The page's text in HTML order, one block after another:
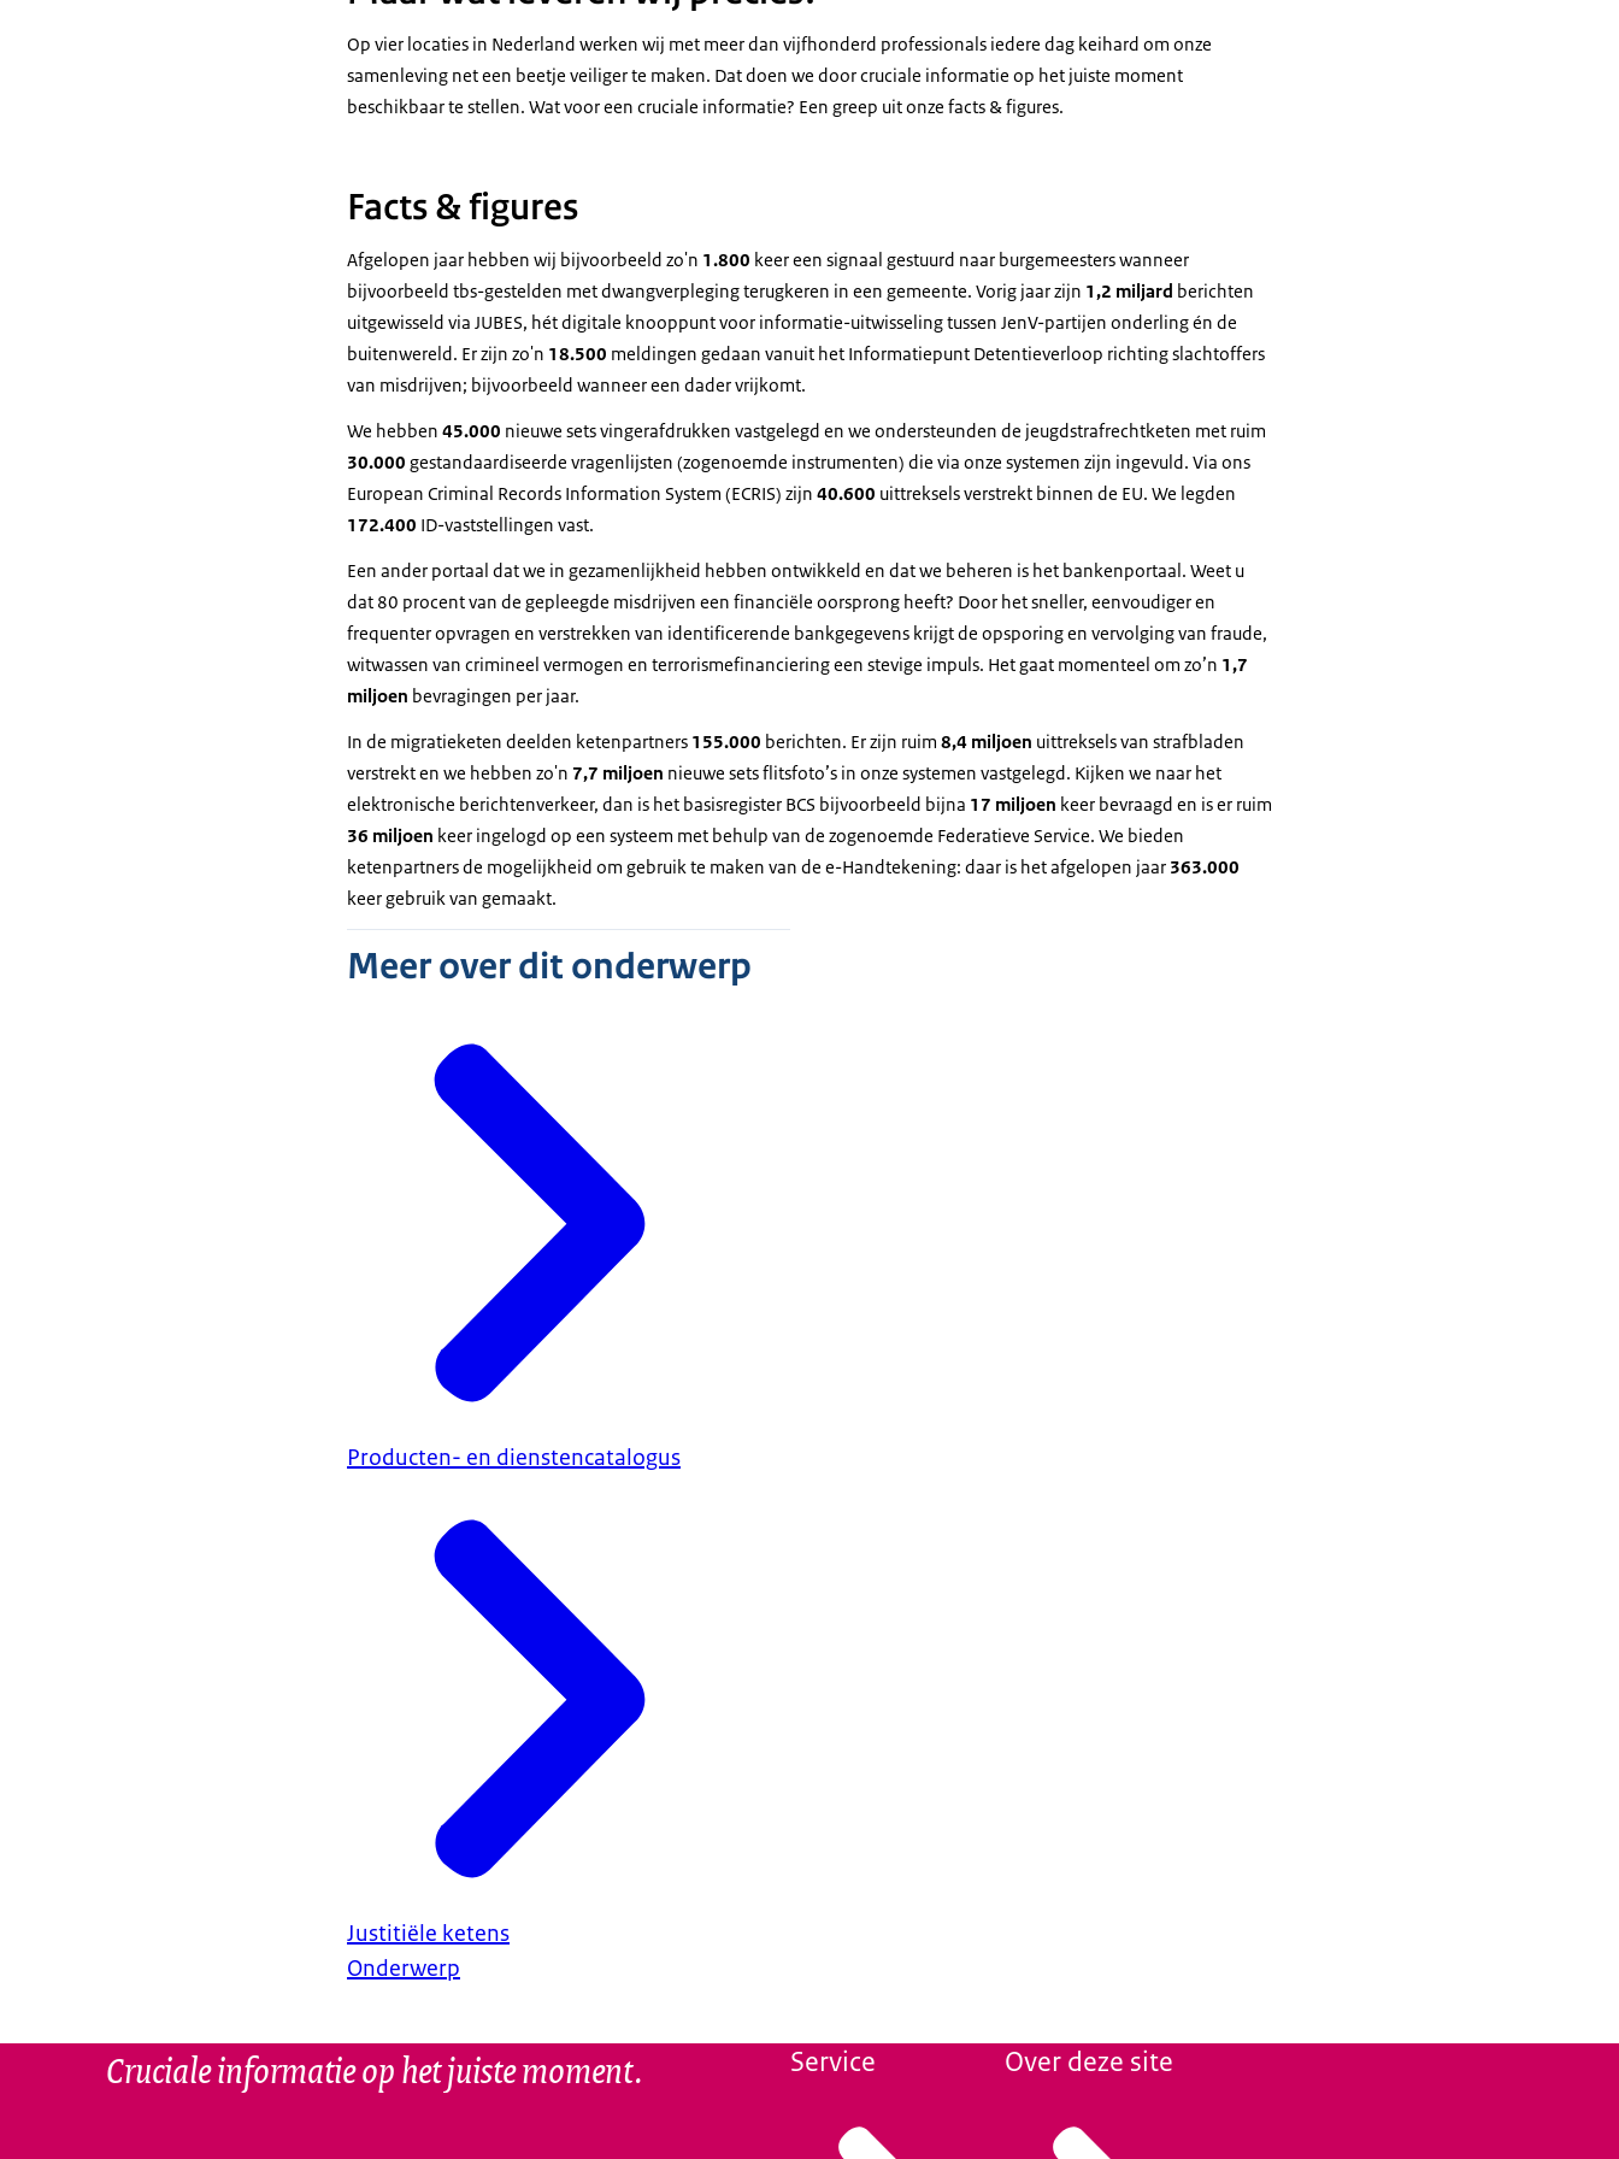
Op vier locaties in Nederland werken wij met meer dan vijfhonderd professionals iedere dag keihard om onze
samenleving net een beetje veiliger te maken. Dat doen we door cruciale informatie op het juiste moment
beschikbaar te stellen. Wat voor een cruciale informatie? Een greep uit onze facts & figures.
Facts & figures
Afgelopen jaar hebben wij bijvoorbeeld zo'n 1.800 keer een signaal gestuurd naar burgemeesters wanneer
bijvoorbeeld tbs-gestelden met dwangverpleging terugkeren in een gemeente. Vorig jaar zijn 1,2 miljard berichten
uitgewisseld via JUBES, hét digitale knooppunt voor informatie-uitwisseling tussen JenV-partijen onderling én de
buitenwereld. Er zijn zo'n 18.500 meldingen gedaan vanuit het Informatiepunt Detentieverloop richting slachtoffers
van misdrijven; bijvoorbeeld wanneer een dader vrijkomt.
We hebben 45.000 nieuwe sets vingerafdrukken vastgelegd en we ondersteunden de jeugdstrafrechtketen met ruim
30.000 gestandaardiseerde vragenlijsten (zogenoemde instrumenten) die via onze systemen zijn ingevuld. Via ons
European Criminal Records Information System (ECRIS) zijn 40.600 uittreksels verstrekt binnen de EU. We legden
172.400 ID-vaststellingen vast.
Een ander portaal dat we in gezamenlijkheid hebben ontwikkeld en dat we beheren is het bankenportaal. Weet u
dat 80 procent van de gepleegde misdrijven een financiële oorsprong heeft? Door het sneller, eenvoudiger en
frequenter opvragen en verstrekken van identificerende bankgegevens krijgt de opsporing en vervolging van fraude,
witwassen van crimineel vermogen en terrorismefinanciering een stevige impuls. Het gaat momenteel om zo’n 1,7
miljoen bevragingen per jaar.
In de migratieketen deelden ketenpartners 155.000 berichten. Er zijn ruim 8,4 miljoen uittreksels van strafbladen
verstrekt en we hebben zo'n 7,7 miljoen nieuwe sets flitsfoto’s in onze systemen vastgelegd. Kijken we naar het
elektronische berichtenverkeer, dan is het basisregister BCS bijvoorbeeld bijna 17 miljoen keer bevraagd en is er ruim
36 miljoen keer ingelogd op een systeem met behulp van de zogenoemde Federatieve Service. We bieden
ketenpartners de mogelijkheid om gebruik te maken van de e-Handtekening: daar is het afgelopen jaar 363.000
keer gebruik van gemaakt.
Meer over dit onderwerp
Producten- en dienstencatalogus
Justitiële ketens
Onderwerp
Cruciale informatie op het juiste moment. Service Over deze site